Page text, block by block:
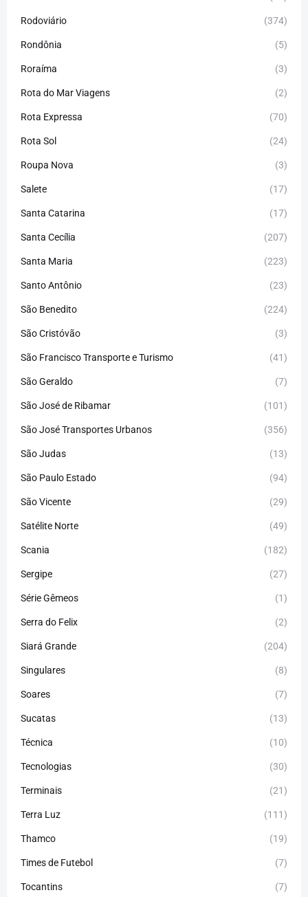
Rodoviário (374)
Rondônia (5)
Roraíma (3)
Rota do Mar Viagens (2)
Rota Expressa (70)
Rota Sol (24)
Roupa Nova (3)
Salete (17)
Santa Catarina (17)
Santa Cecília (207)
Santa Maria (223)
Santo Antônio (23)
São Benedito (224)
São Cristóvão (3)
São Francisco Transporte e Turismo (41)
São Geraldo (7)
São José de Ribamar (101)
São José Transportes Urbanos (356)
São Judas (13)
São Paulo Estado (94)
São Vicente (29)
Satélite Norte (49)
Scania (182)
Sergipe (27)
Série Gêmeos (1)
Serra do Felix (2)
Siará Grande (204)
Singulares (8)
Soares (7)
Sucatas (13)
Técnica (10)
Tecnologias (30)
Terminais (21)
Terra Luz (111)
Thamco (19)
Times de Futebol (7)
Tocantins (7)